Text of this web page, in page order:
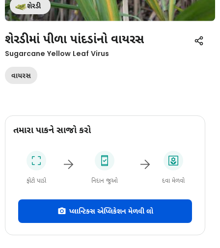
શેરડી
શેરડીમાં પીળા પાંદડાંનો વાયરસ
Sugarcane Yellow Leaf Virus
વાયરસ
તમારા પાકને સાજો કરો
ફોટો પાડો નિદાન જુઓ દવા મેળવો
પ્લાન્ટિક્સ એપ્લિકેશન મેળવી લો